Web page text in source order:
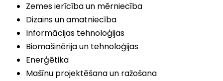
Zemes ierīcība un mērniecība
Dizains un amatniecība
Informācijas tehnoloģijas
Biomašinērija un tehnoloģijas
Enerģētika
Mašīnu projektēšana un ražošana